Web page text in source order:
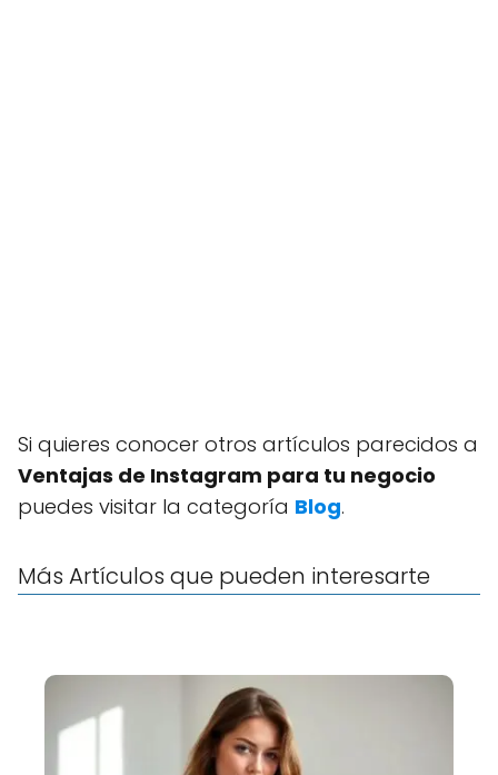
Si quieres conocer otros artículos parecidos a
Ventajas de Instagram para tu negocio
puedes visitar la categoría Blog.
Más Artículos que pueden interesarte